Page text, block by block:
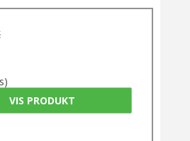
VIS PRODUKT